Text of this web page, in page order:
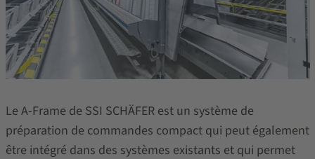
Le A-Frame de SSI SCHÄFER est un système de
préparation de commandes compact qui peut également
être intégré dans des systèmes existants et qui permet